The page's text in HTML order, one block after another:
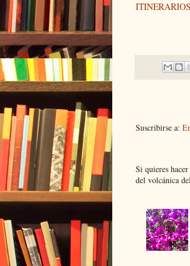
Suscribirse a:
Si quieres
del volcánica